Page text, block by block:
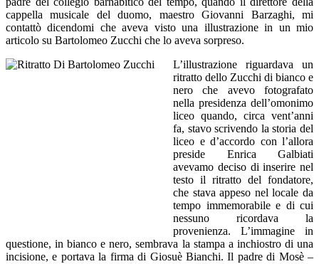
cappella musicale del duomo, maestro Giovanni Barzaghi, mi
contattò dicendomi che aveva visto una illustrazione in un mio
articolo su Bartolomeo Zucchi che lo aveva sorpreso.
L’illustrazione riguardava un
ritratto dello Zucchi di bianco e
nero che avevo fotografato
nella presidenza dell’omonimo
liceo quando, circa vent’anni
fa, stavo scrivendo la storia del
liceo e d’accordo con l’allora
preside Enrica Galbiati
avevamo deciso di inserire nel
testo il ritratto del fondatore,
che stava appeso nel locale da
tempo immemorabile e di cui
nessuno ricordava la
provenienza. L’immagine in
questione, in bianco e nero, sembrava la stampa a inchiostro di una
incisione, e portava la firma di Giosuè Bianchi. Il padre di Mosè –